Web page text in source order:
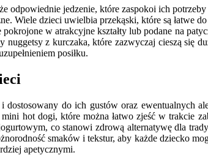
odpowiednie jedzenie, które zaspokoi ich
Wiele dzieci uwielbia przekąski, które są
w atrakcyjne kształty lub podane na
z kurczaka, które zazwyczaj cieszą się
posiłku.
do ich gustów oraz ewentualnych
hot dogi, które można łatwo zjeść w trakcie
co stanowi zdrową alternatywę dla
smaków i tekstur, aby każde dziecko
apetycznymi.